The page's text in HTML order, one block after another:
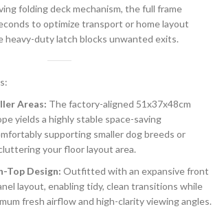
folding deck mechanism, the full frame
to optimize transport or home layout
heavy-duty latch blocks unwanted exits.
Areas: The factory-aligned 51x37x48cm
yields a highly stable space-saving
supporting smaller dog breeds or
your floor layout area.
Top Design: Outfitted with an expansive front
layout, enabling tidy, clean transitions while
fresh airflow and high-clarity viewing angles.